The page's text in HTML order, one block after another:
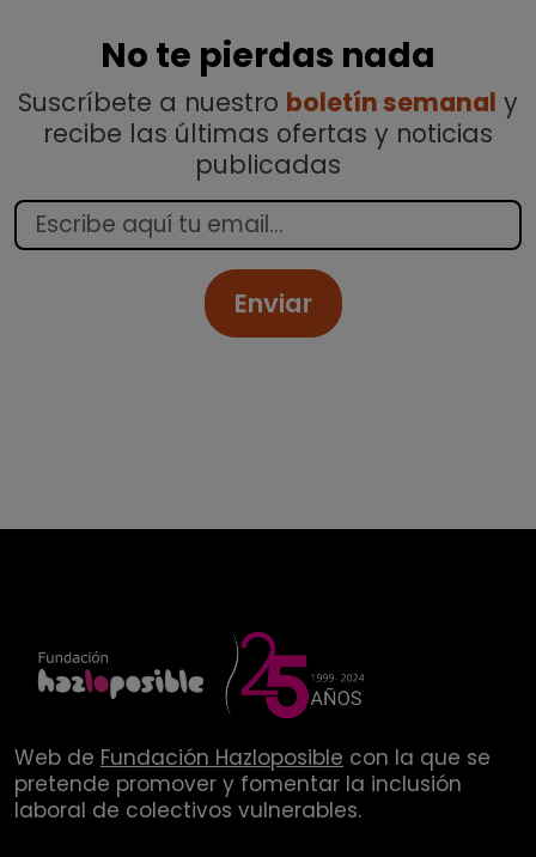
No te pierdas nada
Suscríbete a nuestro boletín semanal y
recibe las últimas ofertas y noticias
publicadas
Enviar
Web de Fundación Hazloposible con la que se
pretende promover y fomentar la inclusión
laboral de colectivos vulnerables.